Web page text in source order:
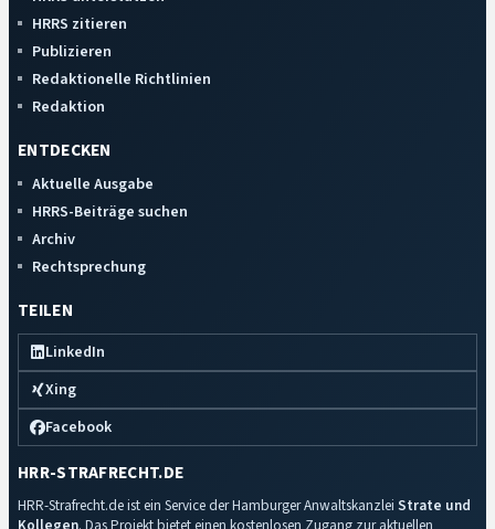
HRRS zitieren
Publizieren
Redaktionelle Richtlinien
Redaktion
ENTDECKEN
Aktuelle Ausgabe
HRRS-Beiträge suchen
Archiv
Rechtsprechung
TEILEN
LinkedIn
Xing
Facebook
HRR-STRAFRECHT.DE
HRR-Strafrecht.de ist ein Service der Hamburger Anwaltskanzlei Strate und